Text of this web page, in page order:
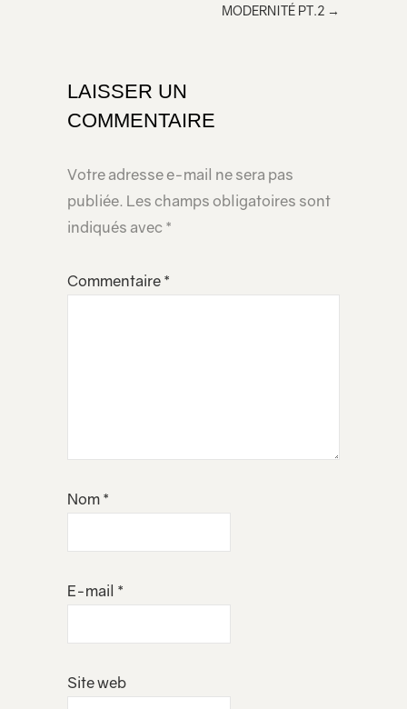
votre
MODERNITÉ PT.2 →
LAISSER UN
COMMENTAIRE
Votre adresse e-mail ne sera pas
publiée. Les champs obligatoires sont
indiqués avec *
Commentaire *
Nom *
E-mail *
Site web